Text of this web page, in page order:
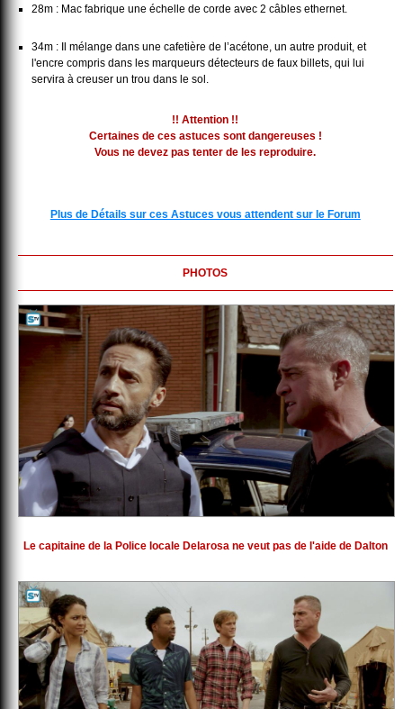
28m : Mac fabrique une échelle de corde avec 2 câbles ethernet.
34m : Il mélange dans une cafetière de l’acétone, un autre produit, et
l'encre compris dans les marqueurs détecteurs de faux billets, qui lui
servira à creuser un trou dans le sol.
!! Attention !!
Certaines de ces astuces sont dangereuses !
Vous ne devez pas tenter de les reproduire.
Plus de Détails sur ces Astuces vous attendent sur le Forum
PHOTOS
Le capitaine de la Police locale Delarosa ne veut pas de l'aide de Dalton